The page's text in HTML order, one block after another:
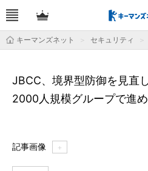
キーマンズネット セキュリティ
JBCC、境界型防御を見直
2000人規模グループで進
記事画像 ＋